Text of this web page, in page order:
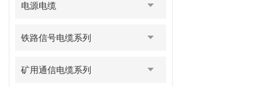
电源电缆
铁路信号电缆系列
矿用通信电缆系列